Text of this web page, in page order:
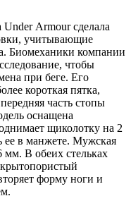
Armour cделала
учитывающие
Биомеханики компании
чтобы
при беге. Его
короткая пятка,
часть стопы
оснащена
щиколотку на 2
ее в манжете. Мужская
мм. В обеих стельках
форму ноги и